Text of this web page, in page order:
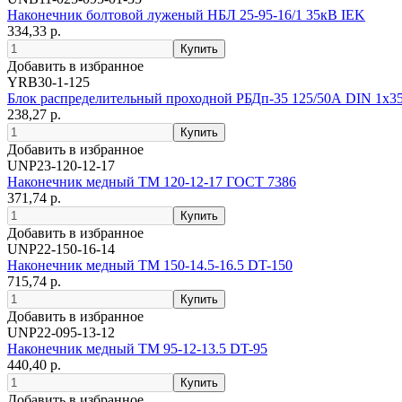
Наконечник болтовой луженый НБЛ 25-95-16/1 35кВ IEK
334,33 р.
Добавить в избранное
YRB30-1-125
Блок распределительный проходной РБДп-35 125/50А DIN
238,27 р.
Добавить в избранное
UNP23-120-12-17
Наконечник медный ТМ 120-12-17 ГОСТ 7386
371,74 р.
Добавить в избранное
UNP22-150-16-14
Наконечник медный ТМ 150-14.5-16.5 DT-150
715,74 р.
Добавить в избранное
UNP22-095-13-12
Наконечник медный ТМ 95-12-13.5 DT-95
440,40 р.